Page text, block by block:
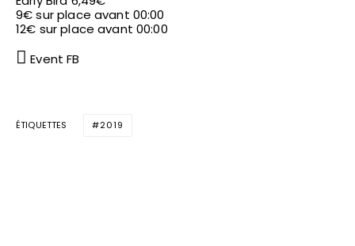
9€ sur place avant 00:00
12€ sur place avant 00:00
Event FB
ÉTIQUETTES 2019